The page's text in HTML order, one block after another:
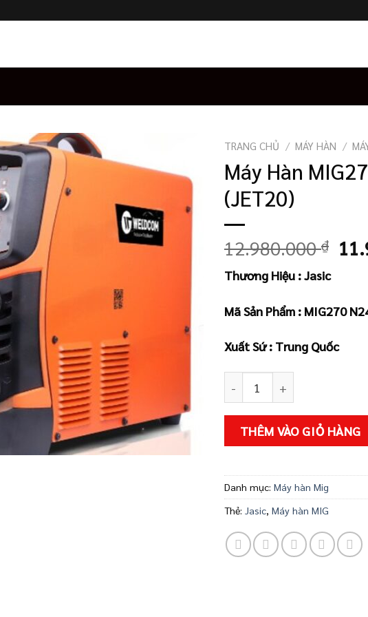
TRANG CHỦ / MÁY HÀN /
Máy Hàn
(JET20)
12.980.000₫ Giá
Thương Hiệu : Jasic
Mã Sản Phẩm : MIG270
Xuất Sứ : Trung Quốc
THÊM VÀO GIỎ HÀNG
Danh mục: Máy hàn Mig
Thẻ: Jasic, Máy hàn MIG